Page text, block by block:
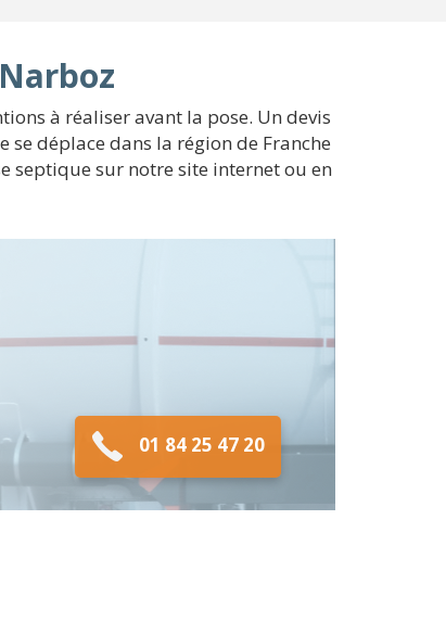
à réaliser avant la pose. Un devis
déplace dans la région de Franche
septique sur notre site internet ou en
01 84 25 47 20